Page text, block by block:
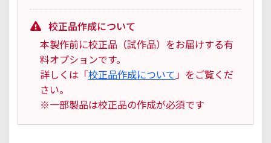
校正品作成について
本製作前に校正品（試作品）をお届けする有
料オプションです。
詳しくは「校正品作成について」をご覧くだ
さい。
※一部製品は校正品の作成が必須です